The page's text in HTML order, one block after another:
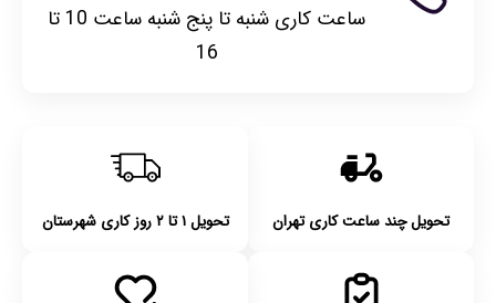
ساعت کاری شنبه تا پنج شنبه ساعت 10 تا
16
تحویل چند ساعت کاری تهران تحویل ۱ تا ۲ روز کاری شهرستان